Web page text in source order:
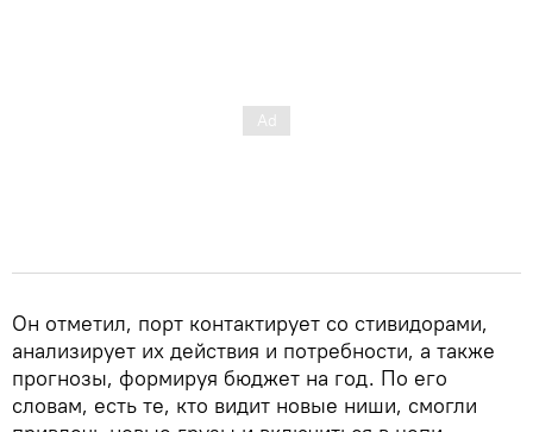
Он отметил, порт контактирует со стивидорами,
анализирует их действия и потребности, а также
прогнозы, формируя бюджет на год. По его
словам, есть те, кто видит новые ниши, смогли